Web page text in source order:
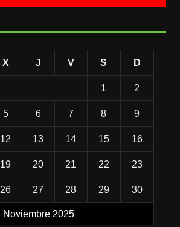
Noviembre 2025
X J V S D
1 2
5 6 7 8 9
12 13 14 15 16
19 20 21 22 23
26 27 28 29 30